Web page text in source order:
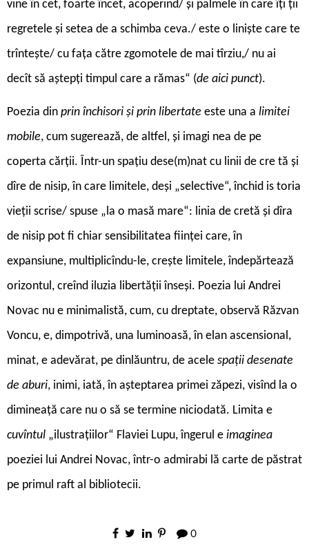
vine în cet, foarte încet, acoperind/ și palmele în care îți ții
regretele și setea de a schimba ceva./ este o liniște care te
trîntește/ cu fața către zgomotele de mai tîrziu,/ nu ai
decît să aștepți timpul care a rămas“ (de aici punct).
Poezia din prin închisori și prin libertate este una a limitei
mobile, cum sugerează, de altfel, și imagi nea de pe
coperta cărții. Într-un spațiu dese(m)nat cu linii de cre tă și
dîre de nisip, în care limitele, deși „selective“, închid is toria
vieții scrise/ spuse „la o masă mare“: linia de cretă și dîra
de nisip pot fi chiar sensibilitatea ființei care, în
expansiune, multiplicîndu-le, crește limitele, îndepărtează
orizontul, creînd iluzia libertății înseși. Poezia lui Andrei
Novac nu e minimalistă, cum, cu dreptate, observă Răzvan
Voncu, e, dimpotrivă, una luminoasă, în elan ascensional,
minat, e adevărat, pe dinlăuntru, de acele spații desenate
de aburi, inimi, iată, în așteptarea primei zăpezi, visînd la o
dimineață care nu o să se termine niciodată. Limita e
cuvîntul „ilustrațiilor“ Flaviei Lupu, îngerul e imaginea
poeziei lui Andrei Novac, într-o admirabi lă carte de păstrat
pe primul raft al bibliotecii.
0